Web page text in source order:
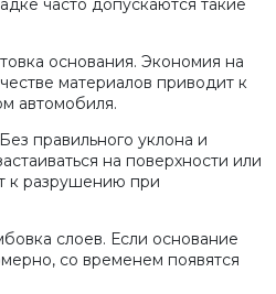
часто допускаются такие
основания. Экономия на
материалов приводит к
автомобиля.
правильного уклона и
на поверхности или
к разрушению при
слоев. Если основание
со временем появятся